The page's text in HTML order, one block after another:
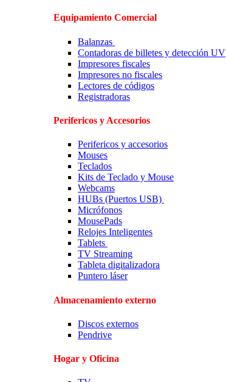
Equipamiento Comercial
Balanzas
Contadoras de billetes y detección UV
Impresores fiscales
Impresores no fiscales
Lectores de códigos
Registradoras
Perifericos y Accesorios
Perifericos y accesorios
Mouses
Teclados
Kits de Teclado y Mouse
Webcams
HUBs (Puertos USB)
Micrófonos
MousePads
Relojes Inteligentes
Tablets
TV Streaming
Tableta digitalizadora
Puntero láser
Almacenamiento externo
Discos externos
Pendrive
Hogar y Oficina